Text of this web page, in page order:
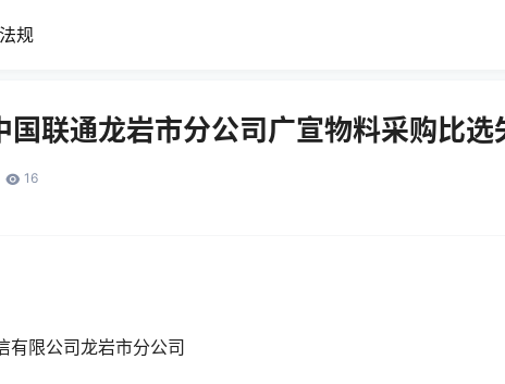
规
联通龙岩市分公司广宣物料采购比选
16
有限公司龙岩市分公司